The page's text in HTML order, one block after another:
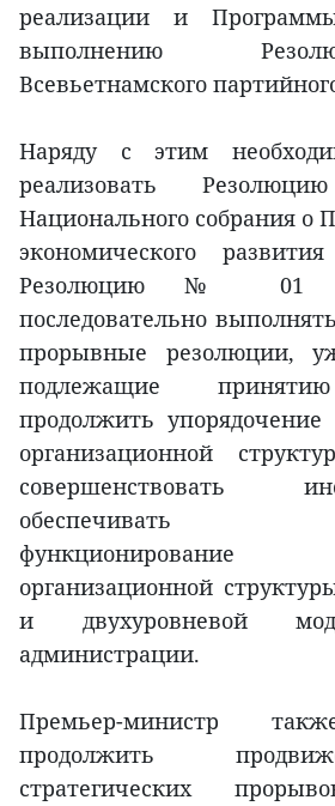
реализации и
выполнению
Всевьетнамского
Наряду с этим
реализовать
Национального собрания о
экономического
Резолюцию № 01
последовательно
прорывные резолюции,
подлежащие
продолжить
организационной
совершенствовать
обеспечивать
организационной
и двухуровневой
администрации.
Премьер-министр
продолжить
стратегических